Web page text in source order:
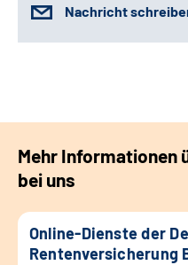
Nachricht
Mehr Informationen
bei uns
Online-Dienste der
Rentenversicherung